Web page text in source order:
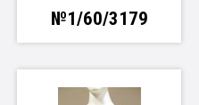
№1/60/3179